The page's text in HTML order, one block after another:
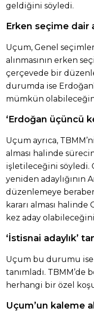
geldiğini söyledi.
Erken seçime dair
Uçum, Genel
alınmasının erken
çerçevede bir
durumda ise
mümkün
‘Erdoğan üçüncü
Uçum ayrıca,
alması halinde
işletileceğini söyledi.
yeniden adaylığının
düzenlemeye
kararı alması halinde
kez aday
‘İstisnai adaylık’
Uçum bu durumu ise
tanımladı. TBMM’de
herhangi bir özel
Uçum’un kaleme